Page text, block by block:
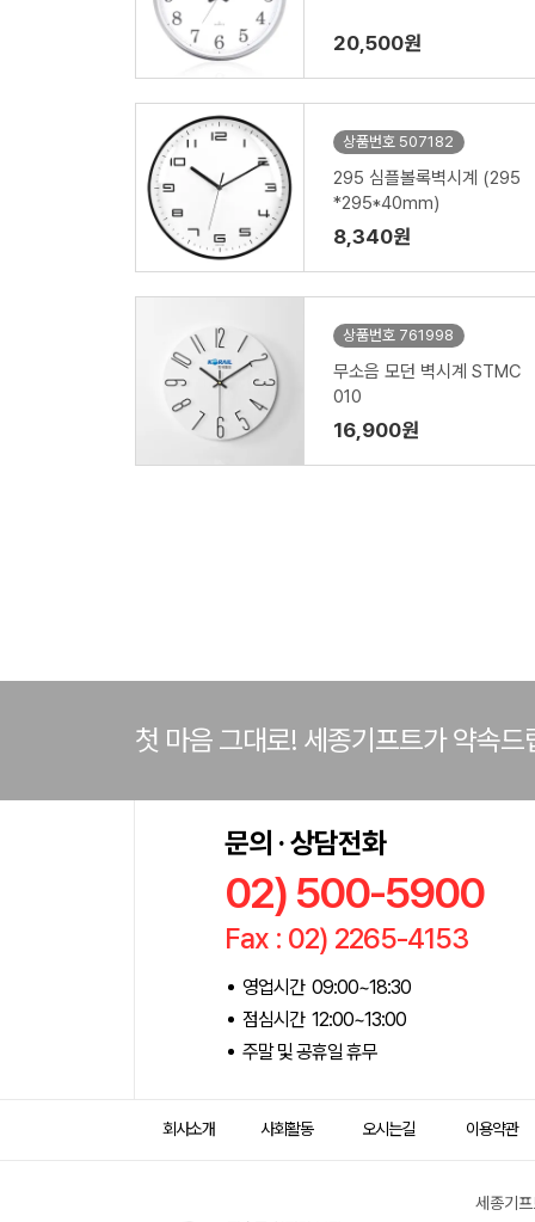
20,500원
상품번호 507182
295 심플볼록벽시계 (295
*295*40mm)
8,340원
상품번호 761998
무소음 모던 벽시계 STMC
010
16,900원
첫 마음 그대로! 세종기프트가 약속드
문의 · 상담전화
02) 500-5900
Fax : 02) 2265-4153
영업시간 09:00~18:30
점심시간 12:00~13:00
주말 및 공휴일 휴무
회사소개 사회활동 오시는길 이용약관
세종기